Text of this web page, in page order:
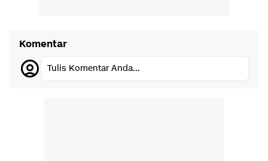
Komentar
Tulis Komentar Anda...